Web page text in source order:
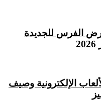
الفرس للجديدة
الإلكترونية وصيف